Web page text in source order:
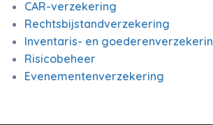
CAR-verzekering
Rechtsbijstandverzekering
Inventaris- en
Risicobeheer
Evenementenverzekering